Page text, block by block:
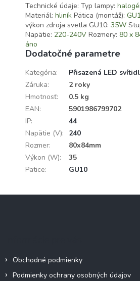
Technické údaje: Typ lampy:
Materiál: hliník Pätica (montáž):
výkon zdroja svetla GU10: 35W
Napätie: 220-240V Rozmery: 80 x
áno
Dodatočné parametre
Kategória:
Přisazená LED
Záruka:
2 roky
Hmotnosť:
0.5 kg
EAN:
5901986799702
IP:
44
Napätie (V):
240
Rozmer:
80x84mm
Výkon (W):
35
Patice: GU10
Obchodné podmienky
Podmienky ochrany osobných údajov